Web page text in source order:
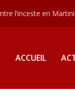
l’inceste en
ACCUEIL